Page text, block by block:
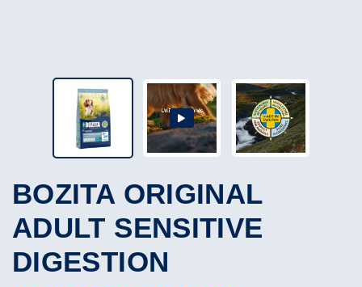
BOZITA ORIGINAL
ADULT SENSITIVE
DIGESTION